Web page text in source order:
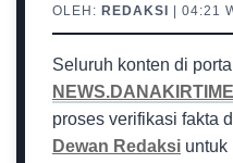
OLEH: REDAKSI | 04:21
Seluruh konten di portal
proses verifikasi fakta
Dewan Redaksi untuk